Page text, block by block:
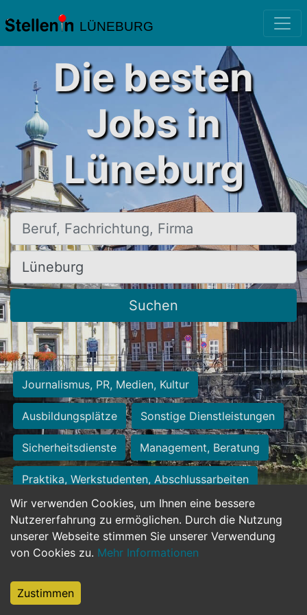
LÜNEBURG
Wir verwenden Cookies, um Ihnen eine bessere
Nutzererfahrung zu ermöglichen. Durch die Nutzung
unserer Webseite stimmen Sie unserer Verwendung
von Cookies zu. Mehr Informationen
Zustimmen
Die besten
Jobs in
Lüneburg
Beruf, Fachrichtung, Firma
Ort, Stadt
Suchen
Journalismus, PR, Medien, Kultur
Ausbildungsplätze Sonstige Dienstleistungen
Sicherheitsdienste Management, Beratung
Praktika, Werkstudenten, Abschlussarbeiten
Personalwesen Assistenz, Sekretariat
Hilfskräfte, Aushilfs- und Nebenjobs
Weiterbildung, Studium, duale Ausbildung